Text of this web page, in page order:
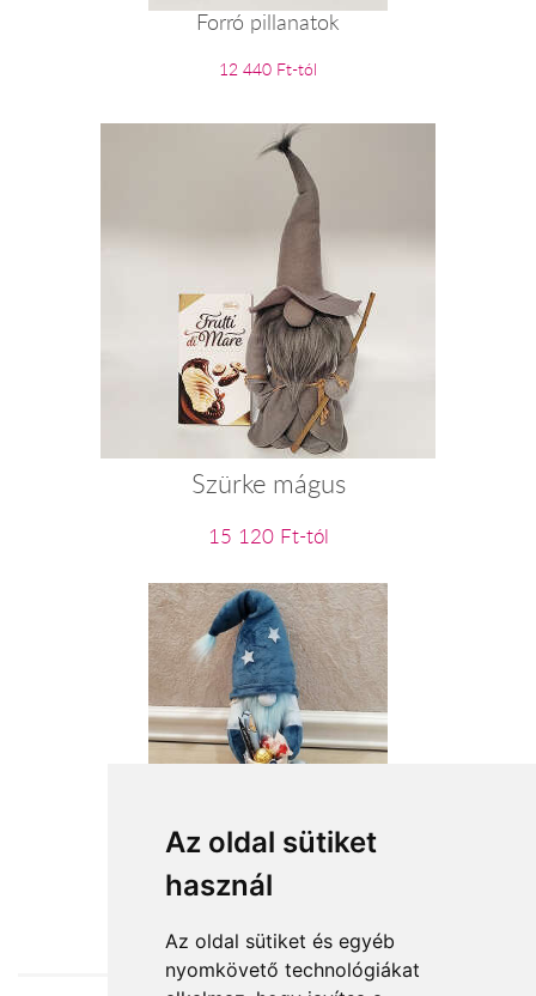
Az oldal sütiket
használ
Az oldal sütiket és egyéb
nyomkövető technológiákat
Forró pillanatok
12 440 Ft-tól
Szürke mágus
15 120 Ft-tól
Stitch kincsei
15 200 Ft-tól